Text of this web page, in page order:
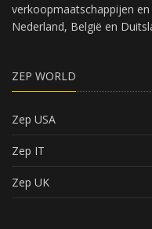
verkoopmaatschappijen
Nederland, België en
ZEP WORLD
Zep USA
Zep IT
Zep UK